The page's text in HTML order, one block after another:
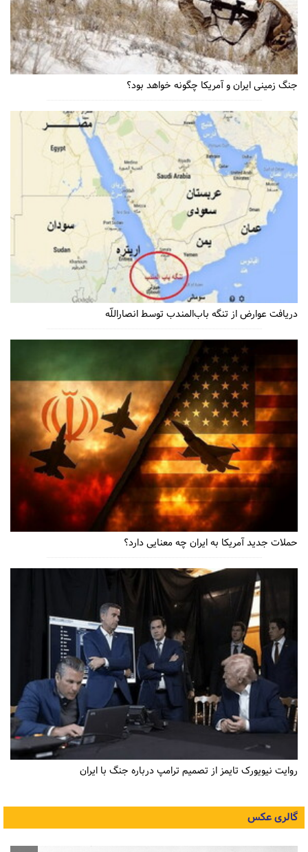
جنگ زمینی ایران و آمریکا چگونه خواهد بود؟
دریافت عوارض از تنگه باب‌المندب توسط انصاراللّه
حملات جدید آمریکا به ایران چه معنایی دارد؟
روایت نیویورک تایمز از تصمیم ترامپ درباره جنگ با ایران
گالری عکس